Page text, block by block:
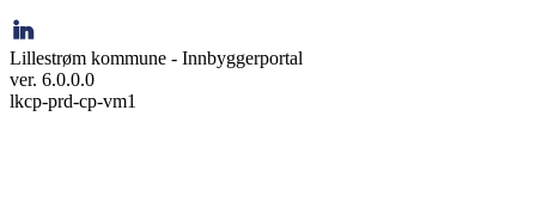
Lillestrøm kommune - Innbyggerportal
ver. 6.0.0.0
lkcp-prd-cp-vm1